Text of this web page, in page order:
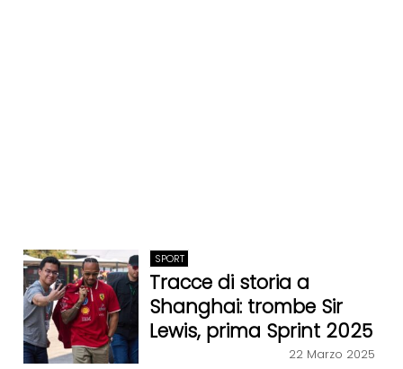
SPORT
Tracce di storia a
Shanghai: trombe Sir
Lewis, prima Sprint 2025
22 Marzo 2025